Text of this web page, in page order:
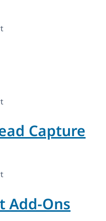
für
für
Pro
Capture
für
Wholesale
Lead
Add-Ons